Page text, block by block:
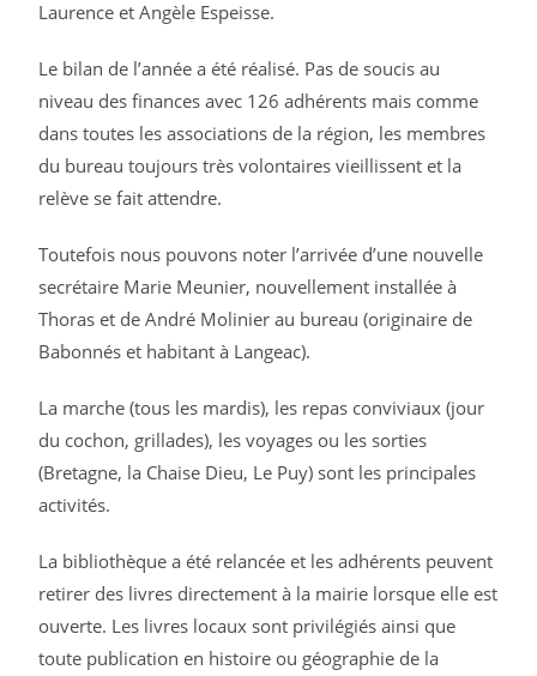
Laurence et Angèle Espeisse.
Le bilan de l’année a été réalisé. Pas de soucis au
niveau des finances avec 126 adhérents mais comme
dans toutes les associations de la région, les membres
du bureau toujours très volontaires vieillissent et la
relève se fait attendre.
Toutefois nous pouvons noter l’arrivée d’une nouvelle
secrétaire Marie Meunier, nouvellement installée à
Thoras et de André Molinier au bureau (originaire de
Babonnés et habitant à Langeac).
La marche (tous les mardis), les repas conviviaux (jour
du cochon, grillades), les voyages ou les sorties
(Bretagne, la Chaise Dieu, Le Puy) sont les principales
activités.
La bibliothèque a été relancée et les adhérents peuvent
retirer des livres directement à la mairie lorsque elle est
ouverte. Les livres locaux sont privilégiés ainsi que
toute publication en histoire ou géographie de la